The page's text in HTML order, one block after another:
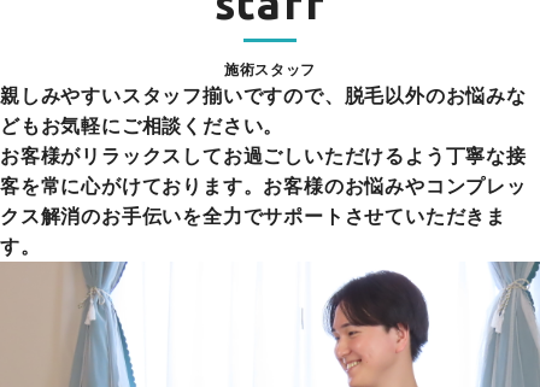
施術スタッフ
親しみやすいスタッフ揃いですので、脱毛以外のお悩みな
どもお気軽にご相談ください。
お客様がリラックスしてお過ごしいただけるよう丁寧な接
客を常に心がけております。お客様のお悩みやコンプレッ
クス解消のお手伝いを全力でサポートさせていただきま
す。